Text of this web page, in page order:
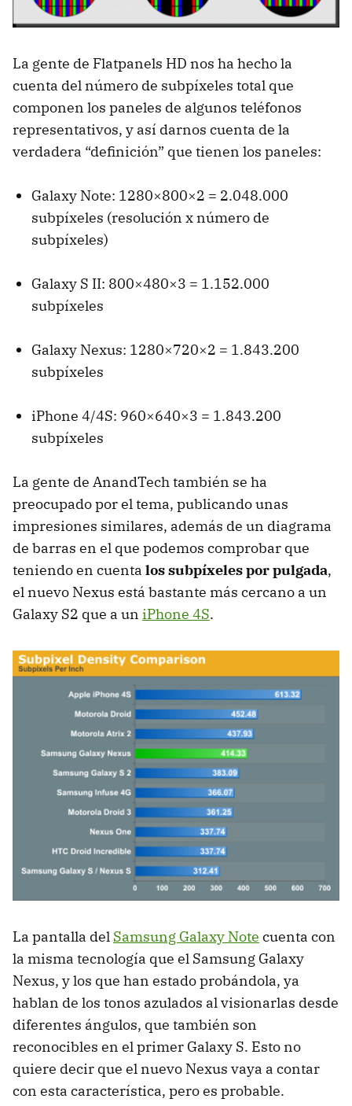
La gente de Flatpanels HD nos ha hecho la
cuenta del número de subpíxeles total que
componen los paneles de algunos teléfonos
representativos, y así darnos cuenta de la
verdadera “definición” que tienen los paneles:
Galaxy Note: 1280×800×2 = 2.048.000
subpíxeles (resolución x número de
subpíxeles)
Galaxy S II: 800×480×3 = 1.152.000
subpíxeles
Galaxy Nexus: 1280×720×2 = 1.843.200
subpíxeles
iPhone 4/4S: 960×640×3 = 1.843.200
subpíxeles
La gente de AnandTech también se ha
preocupado por el tema, publicando unas
impresiones similares, además de un diagrama
de barras en el que podemos comprobar que
teniendo en cuenta los subpíxeles por pulgada,
el nuevo Nexus está bastante más cercano a un
Galaxy S2 que a un iPhone 4S.
La pantalla del Samsung Galaxy Note cuenta con
la misma tecnología que el Samsung Galaxy
Nexus, y los que han estado probándola, ya
hablan de los tonos azulados al visionarlas desde
diferentes ángulos, que también son
reconocibles en el primer Galaxy S. Esto no
quiere decir que el nuevo Nexus vaya a contar
con esta característica, pero es probable.